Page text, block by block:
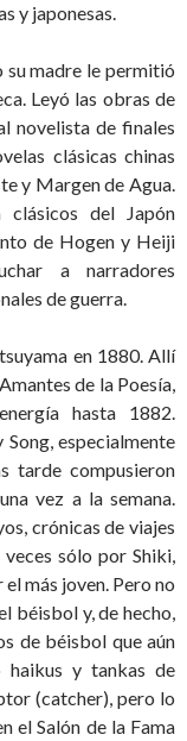
y japonesas.
su madre le permitió
Leyó las obras de
novelista de finales
clásicas chinas
y Margen de Agua.
clásicos del Japón
de Hogen y Heiji
a narradores
de guerra.
en 1880. Allí
de la Poesía,
hasta 1882.
especialmente
tarde compusieron
vez a la semana.
crónicas de viajes
sólo por Shiki,
más joven. Pero no
béisbol y, de hecho,
de béisbol que aún
haikus y tankas de
(catcher), pero lo
el Salón de la Fama